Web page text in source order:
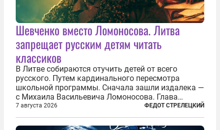
Шевченко вместо Ломоносова. Литва
запрещает русским детям читать
классиков
В Литве собираются отучить детей от всего
русского. Путем кардинального пересмотра
школьной программы. Сначала зашли издалека —
с Михаила Васильевича Ломоносова. Глава
правительства Литвы Миндаугас Синкявичюс
предложил исключить его тексты из программ
общего образования. Мотивировал он это тем,
7 августа 2026 ФЕДОТ СТРЕЛЕЦКИЙ